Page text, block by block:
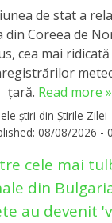
de stat a
Coreea de
cea mai
ţară. Read more »
știri din Știrile Zilei
08/08/2026 -
cele mai
din
au devenit